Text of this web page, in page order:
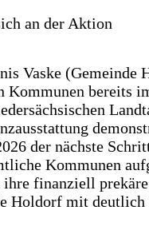
Vaske (Gemeinde
Kommunen bereits
der nächste
Kommunen
finanziell
Holdorf mit deutlich